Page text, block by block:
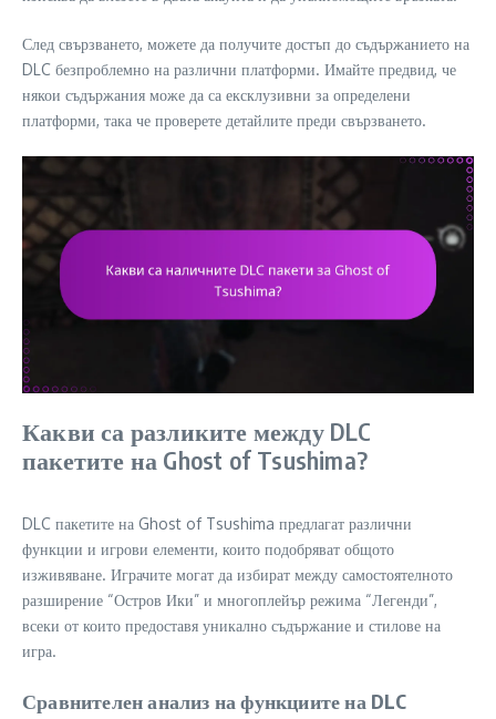
След свързването, можете да получите достъп до съдържанието на
DLC безпроблемно на различни платформи. Имайте предвид, че
някои съдържания може да са ексклузивни за определени
платформи, така че проверете детайлите преди свързването.
Какви са разликите между DLC
пакетите на Ghost of Tsushima?
DLC пакетите на Ghost of Tsushima предлагат различни
функции и игрови елементи, които подобряват общото
изживяване. Играчите могат да избират между самостоятелното
разширение “Остров Ики” и многоплейър режима “Легенди”,
всеки от които предоставя уникално съдържание и стилове на
игра.
Сравнителен анализ на функциите на DLC